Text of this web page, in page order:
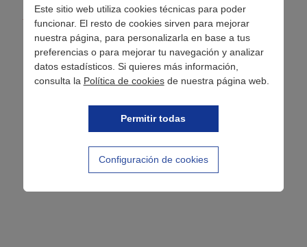
Este sitio web utiliza cookies técnicas para poder
funcionar. El resto de cookies sirven para mejorar
nuestra página, para personalizarla en base a tus
preferencias o para mejorar tu navegación y analizar
datos estadísticos. Si quieres más información,
consulta la Política de cookiesde nuestra página web.
Permitir todas
Configuración de cookies
Navegación
de
entradas
← ¿Son seguras las tarjetas contactless?